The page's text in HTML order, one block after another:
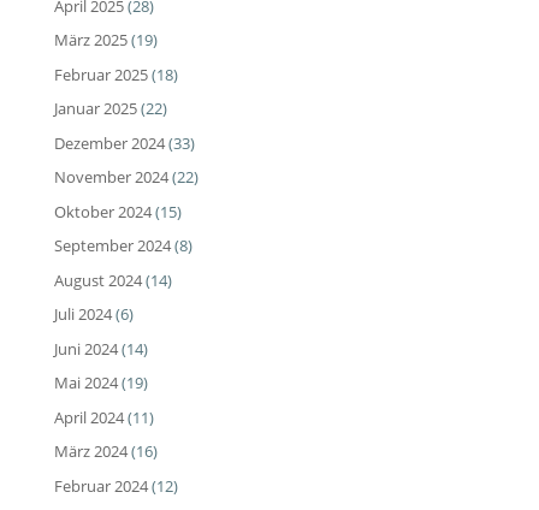
April 2025(28)
März 2025(19)
Februar 2025(18)
Januar 2025(22)
Dezember 2024(33)
November 2024(22)
Oktober 2024(15)
September 2024(8)
August 2024(14)
Juli 2024(6)
Juni 2024(14)
Mai 2024(19)
April 2024(11)
März 2024(16)
Februar 2024(12)